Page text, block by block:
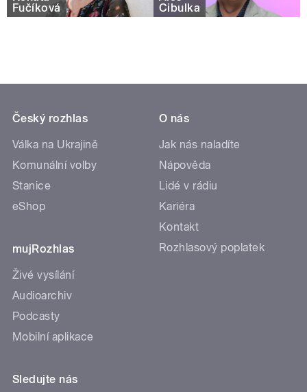
Fučíková
Cibulka
Český rozhlas
Válka na Ukrajině
Komunální volby
Stanice
eShop
mujRozhlas
Živé vysílání
Audioarchiv
Podcasty
Mobilní aplikace
O nás
Jak nás naladíte
Nápověda
Lidé v rádiu
Kariéra
Kontakt
Rozhlasový poplatek
Sledujte nás